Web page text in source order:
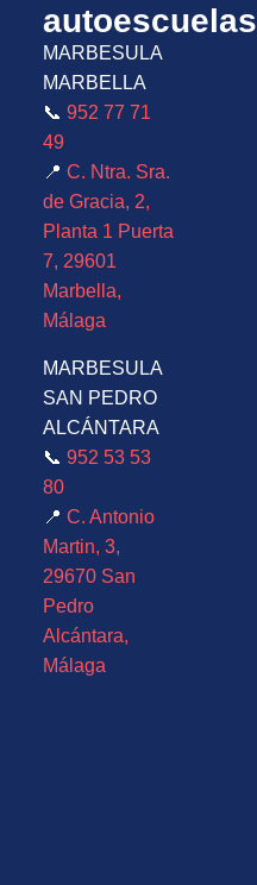
autoescuelas
MARBESULA
MARBELLA
📞 952 77 71
49
📍 C. Ntra. Sra.
de Gracia, 2,
Planta 1 Puerta
7, 29601
Marbella,
Málaga
MARBESULA
SAN PEDRO
ALCÁNTARA
📞 952 53 53
80
📍 C. Antonio
Martin, 3,
29670 San
Pedro
Alcántara,
Málaga